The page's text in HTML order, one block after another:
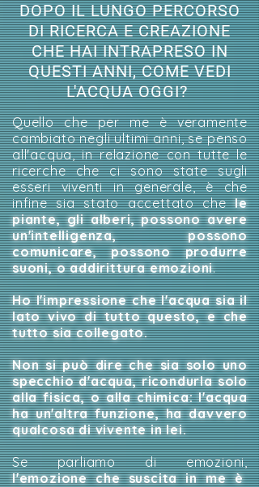
DOPO IL LUNGO PERCORSO
DI RICERCA E CREAZIONE
CHE HAI INTRAPRESO IN
QUESTI ANNI, COME VEDI
L'ACQUA OGGI?
Quello che per me è veramente
cambiato negli ultimi anni, se penso
all'acqua, in relazione con tutte le
ricerche che ci sono state sugli
esseri viventi in generale, è che
infine sia stato accettato chele
piante, gli alberi, possono avere
un'intelligenza, possono
comunicare, possono produrre
suoni, o addirittura emozioni.
Ho l'impressione che l'acqua sia il
lato vivo di tutto questo, e che
tutto sia collegato.
Non si può dire che sia solo uno
specchio d'acqua, ricondurla solo
alla fisica, o alla chimica: l'acqua
ha un'altra funzione, ha davvero
qualcosa di vivente in lei.
Se parliamo di emozioni,
l'emozione che suscita in me è